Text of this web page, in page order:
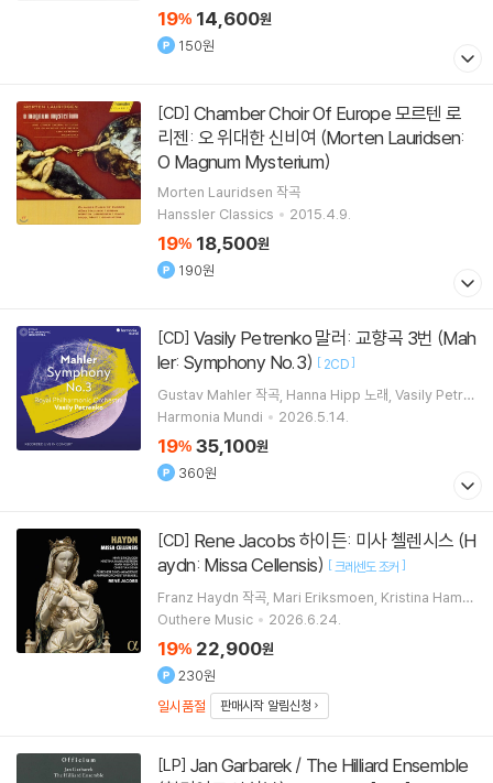
19% 14,600원
150원
[CD]
리젠: 오 위대한 신비여 (Morten Lauridsen:
O Magnum Mysterium)
Morten Lauridsen 작곡
Hanssler Classics
2015.4.9.
19% 18,500원
190원
[CD]
ler: Symphony No.3) [ 2CD]
Gustav Mahler 작곡 Hanna Hipp 노래 Vasily Petre
nko지휘 Royal Philharmonic Orchestra
Harmonia Mundi 2026.5.14.
19% 35,100원
360원
[CD]
aydn: Missa Cellensis) [크레센도 조커 ]
Franz Haydn 작곡 Mari Eriksmoen Kristina Hamm
arstrom Mark Milhofer 노래 외 4명
Outhere Music 2026.6.24.
19% 22,900원
230원
일시품절
판매시작 알림신청
[LP]